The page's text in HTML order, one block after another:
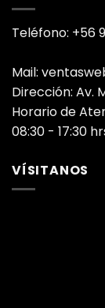
Teléfono: +56
Mail:
Dirección: Av.
Horario de
08:30 - 17:30
VÍSITANOS